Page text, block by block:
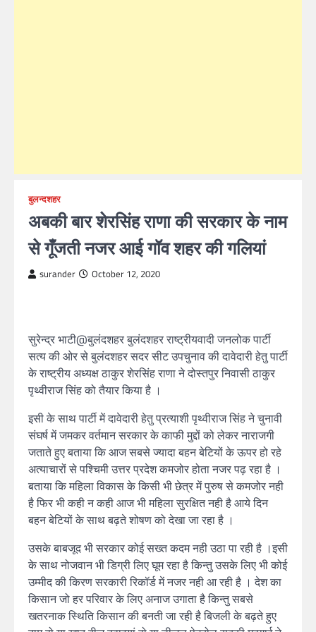
बुलन्दशहर
अबकी बार शेरसिंह राणा की सरकार के नाम
से गूँजती नजर आई गॉव शहर की गलियां
surander October 12, 2020
सुरेन्द्र भाटी@बुलंदशहर बुलंदशहर राष्ट्रीयवादी जनलोक पार्टी
सत्य की ओर से बुलंदशहर सदर सीट उपचुनाव की दावेदारी हेतु पार्टी
के राष्ट्रीय अध्यक्ष ठाकुर शेरसिंह राणा ने दोस्तपुर निवासी ठाकुर
पृथ्वीराज सिंह को तैयार किया है ।
इसी के साथ पार्टी में दावेदारी हेतु प्रत्याशी पृथ्वीराज सिंह ने चुनावी
संघर्ष में जमकर वर्तमान सरकार के काफी मुद्दों को लेकर नाराजगी
जताते हुए बताया कि आज सबसे ज्यादा बहन बेटियों के ऊपर हो रहे
अत्याचारों से पश्चिमी उत्तर प्रदेश कमजोर होता नजर पढ़ रहा है ।
बताया कि महिला विकास के किसी भी छेत्र में पुरुष से कमजोर नही
है फिर भी कही न कही आज भी महिला सुरक्षित नही है आये दिन
बहन बेटियों के साथ बढ़ते शोषण को देखा जा रहा है ।
उसके बाबजूद भी सरकार कोई सख्त कदम नही उठा पा रही है ।इसी
के साथ नोजवान भी डिग्री लिए घूम रहा है किन्तु उसके लिए भी कोई
उम्मीद की किरण सरकारी रिकॉर्ड में नजर नही आ रही है । देश का
किसान जो हर परिवार के लिए अनाज उगाता है किन्तु सबसे
खतरनाक स्थिति किसान की बनती जा रही है बिजली के बढ़ते हुए